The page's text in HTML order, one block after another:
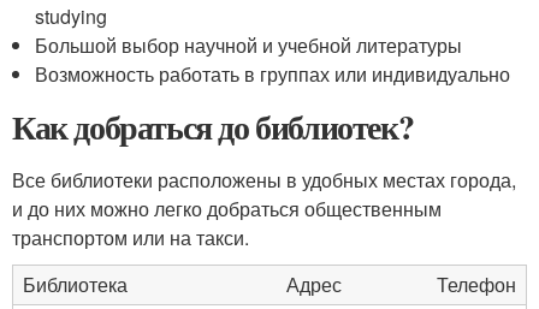
studying
Большой выбор научной и учебной литературы
Возможность работать в группах или индивидуально
Как добраться до библиотек?
Все библиотеки расположены в удобных местах города,
и до них можно легко добраться общественным
транспортом или на такси.
Библиотека
Адрес
Телефон